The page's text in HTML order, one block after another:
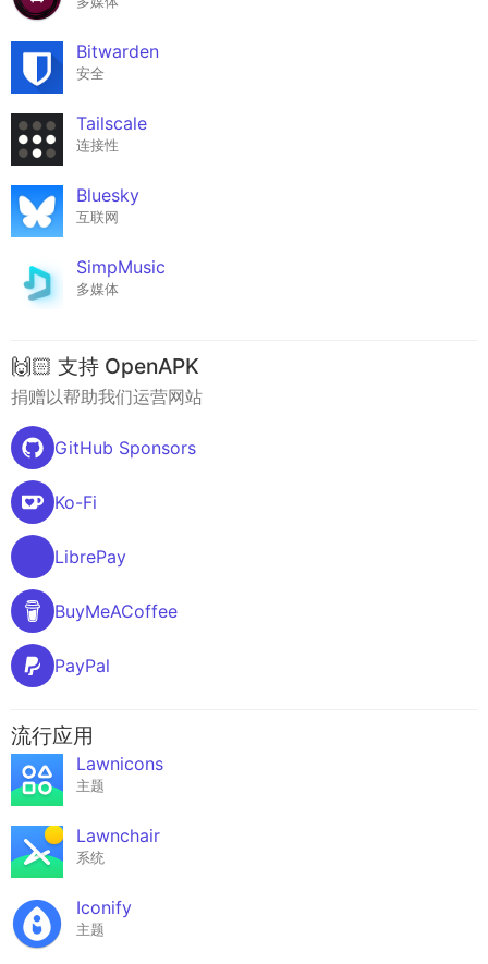
Bitwarden
安全
Tailscale
连接性
Bluesky
互联网
SimpMusic
多媒体
🙌🏻 支持 OpenAPK
捐赠以帮助我们运营网站
GitHub Sponsors
Ko-Fi
LibrePay
BuyMeACoffee
PayPal
流行应用
Lawnicons
主题
Lawnchair
系统
Iconify
主题